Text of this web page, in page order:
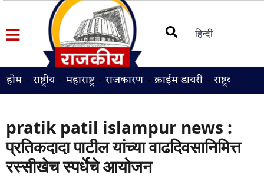
होम राष्ट्रीय महाराष्ट्र राजकारण क्राईम डायरी राष्ट्रवादी
pratik patil islampur news :
प्रतिकदादा पाटील यांच्या वाढदिवसानिमित्त
रस्सीखेच स्पर्धेचे आयोजन